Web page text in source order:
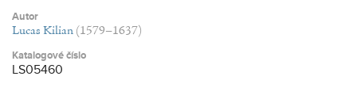
Autor
Lucas Kilian (1579–1637)
Katalogové číslo
LS05460